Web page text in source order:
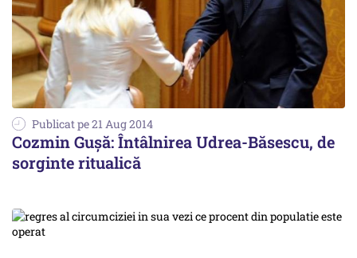
Publicat pe 21 Aug 2014
Cozmin Gușă: Întâlnirea Udrea-Băsescu, de
sorginte ritualică